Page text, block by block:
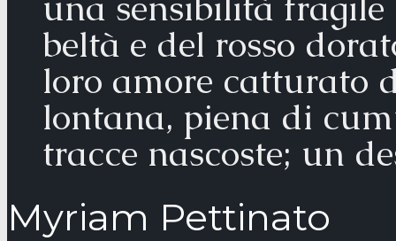
beltà e del rosso
loro amore catturato
lontana, piena di
tracce nascoste; un
Myriam Pettinato